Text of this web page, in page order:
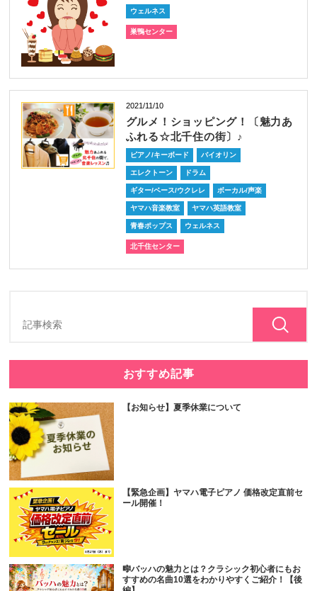
ウェルネス
巣鴨センター
2021/11/10
グルメ！ショッピング！〔魅力あ
ふれる☆北千住の街〕♪
ピアノ/キーボード バイオリン
エレクトーン ドラム
ギター/ベース/ウクレレ ボーカル/声楽
ヤマハ音楽教室 ヤマハ英語教室
青春ポップス ウェルネス
北千住センター
おすすめ記事
【お知らせ】夏季休業について
【緊急企画】ヤマハ電子ピアノ 価格改定直前セ
ール開催！
🎼バッハの魅力とは？クラシック初心者にもお
すすめの名曲10選をわかりやすくご紹介！【後